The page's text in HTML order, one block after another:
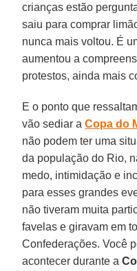
crianças estão
saiu para comprar
nunca mais voltou. É
aumentou a
protestos, ainda mais
E o ponto que
vão sediar aCopa do
não podem ter uma
da população do Rio,
medo, intimidação e
para esses grandes
não tiveram muita
favelas e giravam em
Confederações. Você
acontecer durante a